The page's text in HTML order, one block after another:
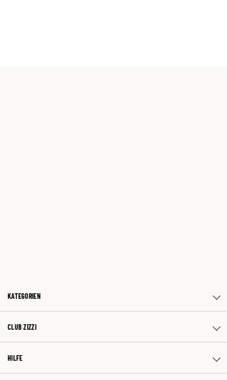
KATEGORIEN
CLUB ZIZZI
HILFE